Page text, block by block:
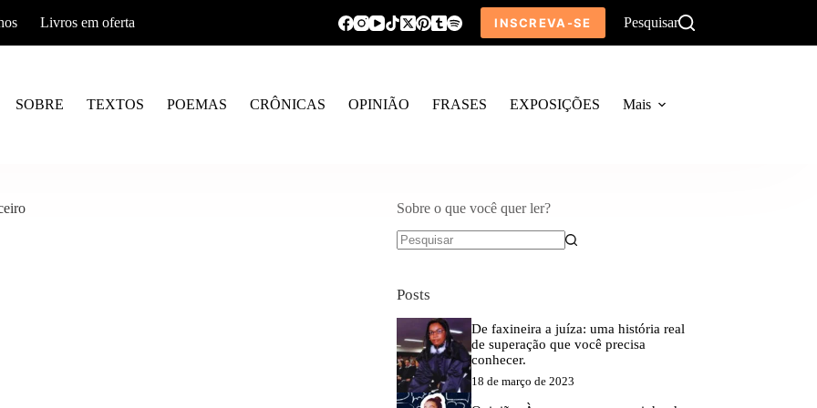
Livros em oferta INSCREVA-SE Pesquisar
SOBRE TEXTOS POEMAS CRÔNICAS OPINIÃO FRASES EXPOSIÇÕES Mais
Sobre o que você quer ler?
Posts
De faxineira a juíza: uma história real
de superação que você precisa
conhecer.
18 de março de 2023